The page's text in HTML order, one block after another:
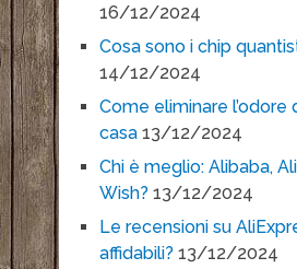
16/12/2024
Cosa sono i chip
14/12/2024
Come eliminare l’odore
casa 13/12/2024
Chi è meglio: Alibaba,
Wish? 13/12/2024
Le recensioni su
affidabili? 13/12/2024